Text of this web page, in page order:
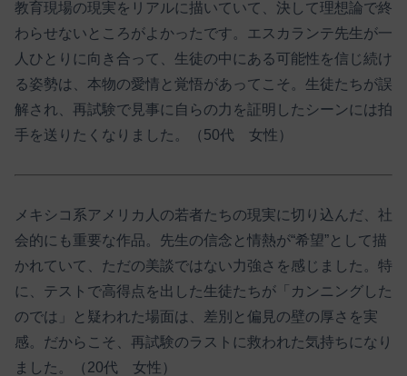
教育現場の現実をリアルに描いていて、決して理想論で終
わらせないところがよかったです。エスカランテ先生が一
人ひとりに向き合って、生徒の中にある可能性を信じ続け
る姿勢は、本物の愛情と覚悟があってこそ。生徒たちが誤
解され、再試験で見事に自らの力を証明したシーンには拍
手を送りたくなりました。（50代 女性）
メキシコ系アメリカ人の若者たちの現実に切り込んだ、社
会的にも重要な作品。先生の信念と情熱が“希望”として描
かれていて、ただの美談ではない力強さを感じました。特
に、テストで高得点を出した生徒たちが「カンニングした
のでは」と疑われた場面は、差別と偏見の壁の厚さを実
感。だからこそ、再試験のラストに救われた気持ちになり
ました。（20代 女性）